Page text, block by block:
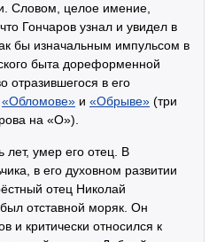
Словом, целое имение,
Гончаров узнал и увидел в
бы изначальным импульсом в
быта дореформенной
отразившегося в его
«Обломове» и «Обрыве» (три
на «О»).
лет, умер его отец. В
в его духовном развитии
отец Николай
отставной моряк. Он
и критически относился к